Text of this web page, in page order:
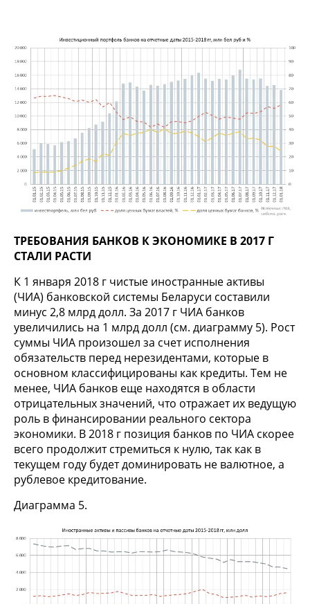
ТРЕБОВАНИЯ БАНКОВ К ЭКОНОМИКЕ В 2017 Г
СТАЛИ РАСТИ
К 1 января 2018 г чистые иностранные активы
(ЧИА) банковской системы Беларуси составили
минус 2,8 млрд долл. За 2017 г ЧИА банков
увеличились на 1 млрд долл (см. диаграмму 5). Рост
суммы ЧИА произошел за счет исполнения
обязательств перед нерезидентами, которые в
основном классифицированы как кредиты. Тем не
менее, ЧИА банков еще находятся в области
отрицательных значений, что отражает их ведущую
роль в финансировании реального сектора
экономики. В 2018 г позиция банков по ЧИА скорее
всего продолжит стремиться к нулю, так как в
текущем году будет доминировать не валютное, а
рублевое кредитование.
Диаграмма 5.